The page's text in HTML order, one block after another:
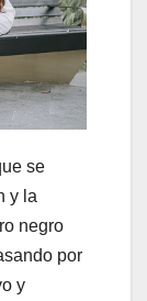
se
y la
negro
por
y